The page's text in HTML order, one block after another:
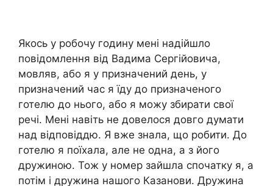
Якось у робочу годину мені надійшло
повідомлення від Вадима Сергійовича,
мовляв, або я у призначений день, у
призначений час я їду до призначеного
готелю до нього, або я можу збирати свої
речі. Мені навіть не довелося довго думати
над відповіддю. Я вже знала, що робити. До
готелю я поїхала, але не одна, а з його
дружиною. Тож у номер зайшла спочатку я, а
потім і дружина нашого Казанови. Дружина